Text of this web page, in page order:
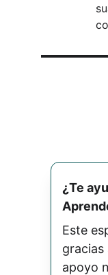
¿Te
Este
gracias
apoyo